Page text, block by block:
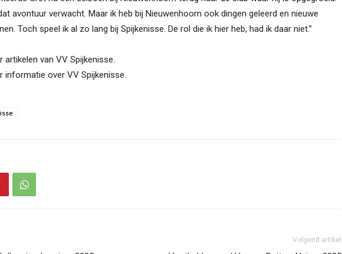
avontuur verwacht. Maar ik heb bij Nieuwenhoorn ook dingen geleerd en nieuwe
Toch speel ik al zo lang bij Spijkenisse. De rol die ik hier heb, had ik daar niet.”
artikelen van VV Spijkenisse.
informatie over VV Spijkenisse.
Volgend artikel